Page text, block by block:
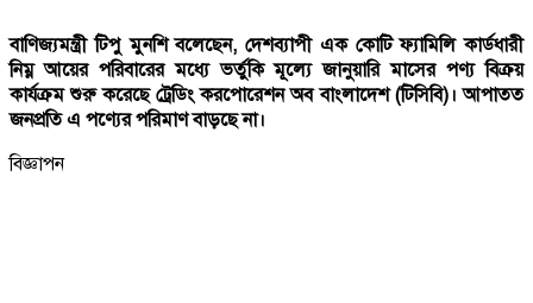
বাণিজ্যমন্ত্রী টিপু মুনশি বলেছেন, দেশব্যাপী এক কোটি ফ্যামিলি কার্ডধারী
নিম্ন আয়ের পরিবারের মধ্যে ভর্তুকি মূল্যে জানুয়ারি মাসের পণ্য বিক্রয়
কার্যক্রম শুরু করেছে ট্রেডিং করপোরেশন অব বাংলাদেশ (টিসিবি)। আপাতত
জনপ্রতি এ পণ্যের পরিমাণ বাড়ছে না।
বিজ্ঞাপন